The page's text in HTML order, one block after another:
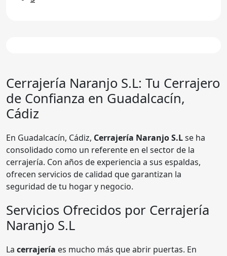
Cerrajería Naranjo S.L: Tu Cerrajero
de Confianza en Guadalcacín,
Cádiz
En Guadalcacín, Cádiz, Cerrajería Naranjo S.Lse ha
consolidado como un referente en el sector de la
cerrajería. Con años de experiencia a sus espaldas,
ofrecen servicios de calidad que garantizan la
seguridad de tu hogar y negocio.
Servicios Ofrecidos por Cerrajería
Naranjo S.L
La cerrajería es mucho más que abrir puertas. En